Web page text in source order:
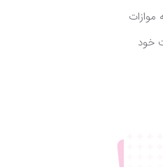
موازات
خود